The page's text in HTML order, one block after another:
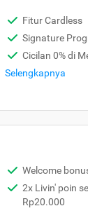
Fitur Cardless
Signature
Cicilan 0% di
Selengkapnya
Welcome
2x Livin' poin
Rp20.000